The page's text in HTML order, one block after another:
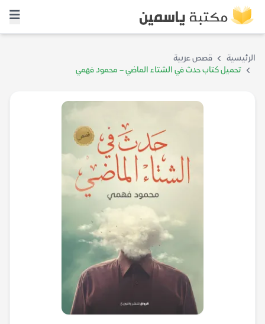
الرئيسية
قصص عربية
تحميل كتاب حدث في الشتاء الماضي – محمود فهمي